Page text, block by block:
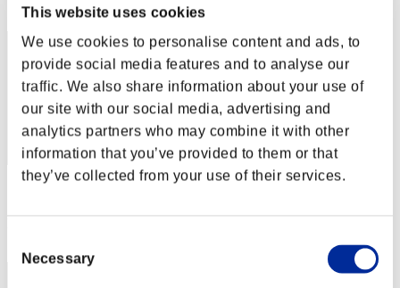
This website uses cookies
We use cookies to personalise content and ads, to
provide social media features and to analyse our
traffic. We also share information about your use of
our site with our social media, advertising and
analytics partners who may combine it with other
information that you’ve provided to them or that
they’ve collected from your use of their services.
Selection
Necessary
22